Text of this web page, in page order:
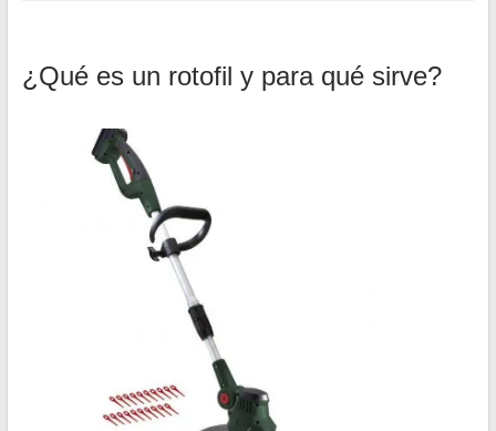
¿Qué es un rotofil y para qué sirve?